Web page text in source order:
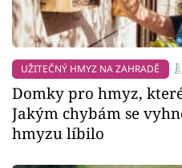
UŽITEČNÝ HMYZ NA ZAHRADĚ
Domky pro hmyz,
Jakým chybám se
hmyzu líbilo